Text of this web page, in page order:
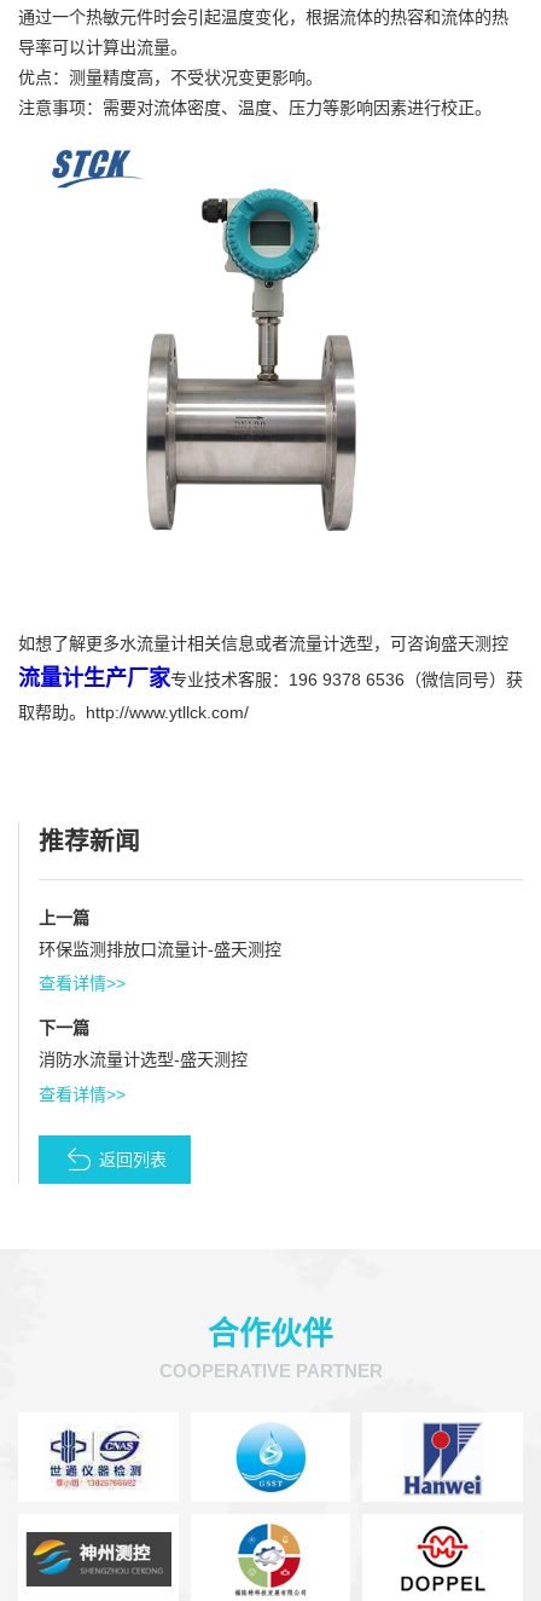
通过一个热敏元件时会引起温度变化，根据流体的热容和流体的热
导率可以计算出流量。
优点：测量精度高，不受状况变更影响。
注意事项：需要对流体密度、温度、压力等影响因素进行校正。
如想了解更多水流量计相关信息或者流量计选型，可咨询盛天测控
流量计生产厂家专业技术客服：196 9378 6536（微信同号）获
取帮助。http://www.ytllck.com/
推荐新闻
上一篇
环保监测排放口流量计-盛天测控
查看详情>>
下一篇
消防水流量计选型-盛天测控
查看详情>>
返回列表
合作伙伴
COOPERATIVE PARTNER